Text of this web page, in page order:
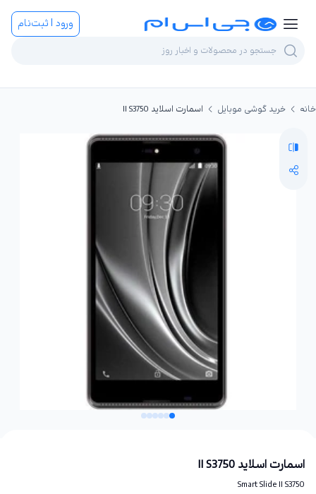
ورود | ثبت‌نام
خانه خرید گوشی موبایل اسمارت اسلاید II S3750
اسمارت اسلاید II S3750
Smart Slide II S3750